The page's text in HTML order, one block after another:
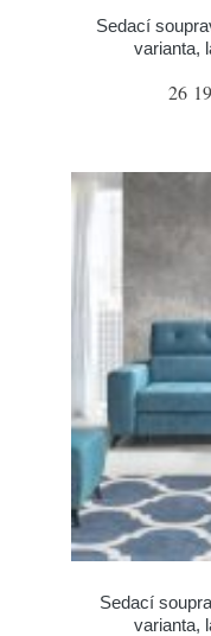
Sedací
varianta,
26
Sedací
varianta,